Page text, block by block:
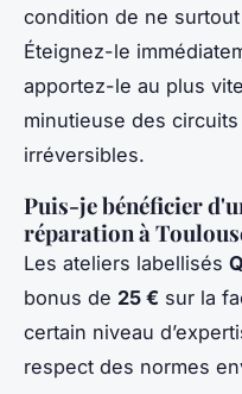
condition de ne surtout
Éteignez-le
apportez-le au plus
minutieuse des
irréversibles.
Puis-je bénéficier
réparation à
Les ateliers labellisés
bonus de 25 € sur la
certain niveau
respect des normes